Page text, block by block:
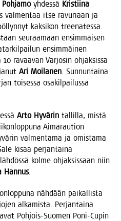
yhdes­sä Kris­tii­na
val­men­taa itse ravu­ri­aan ja
kak­si­kon tree­na­tes­sa.
seu­raa­maan ensim­mäi­sen
ensim­mäi­nen
ravaa­van Var­jo­sin ohjak­sis­sa
Ari Moi­la­nen. Sun­nun­tai­na
toi­ses­sa osa­kil­pai­lus­sa
Arto Hyvä­rin tal­lil­la, mis­tä
Äimä­rau­tion
val­men­ta­ma ja omis­ta­ma
kisaa per­jan­tai­na
kol­me ohjak­sis­saan niin
Han­nus.
näh­dään pai­kal­lis­ta
alka­mis­ta. Per­jan­tai­na
Poh­jois-Suo­men Poni-Cupin